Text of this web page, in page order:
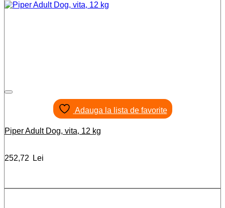
Adauga la lista de favorite
Piper Adult Dog, vita, 12 kg
252,72 Lei